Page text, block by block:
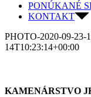
PONÚKANÉ
KONTAKT
PHOTO-2020-09-23-
14T10:23:14+00:00
KAMENÁRSTVO